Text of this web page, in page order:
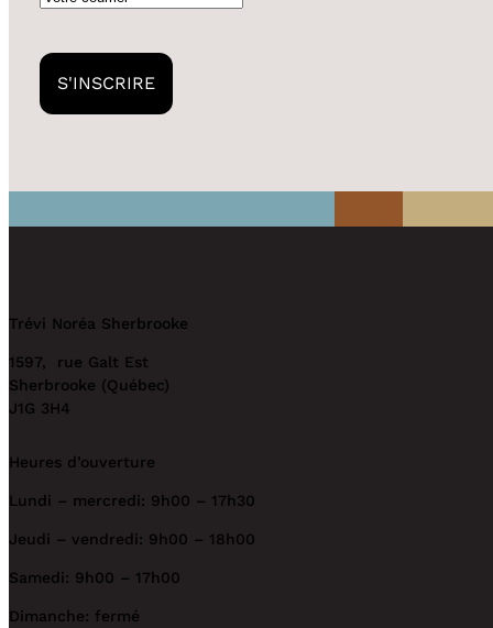
S'INSCRIRE
Trévi Noréa Sherbrooke
1597, rue Galt Est
Sherbrooke (Québec)
J1G 3H4
Heures d’ouverture
Lundi – mercredi: 9h00 – 17h30
Jeudi – vendredi: 9h00 – 18h00
Samedi: 9h00 – 17h00
Dimanche: fermé